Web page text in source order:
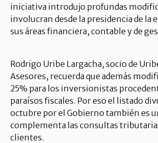
iniciativa introdujo profundas
involucran desde la presidencia de la
sus áreas financiera, contable y de
Rodrigo Uribe Largacha, socio de
Asesores, recuerda que además
25% para los inversionistas
paraísos fiscales. Por eso el listado
octubre por el Gobierno también es
complementa las consultas
clientes.